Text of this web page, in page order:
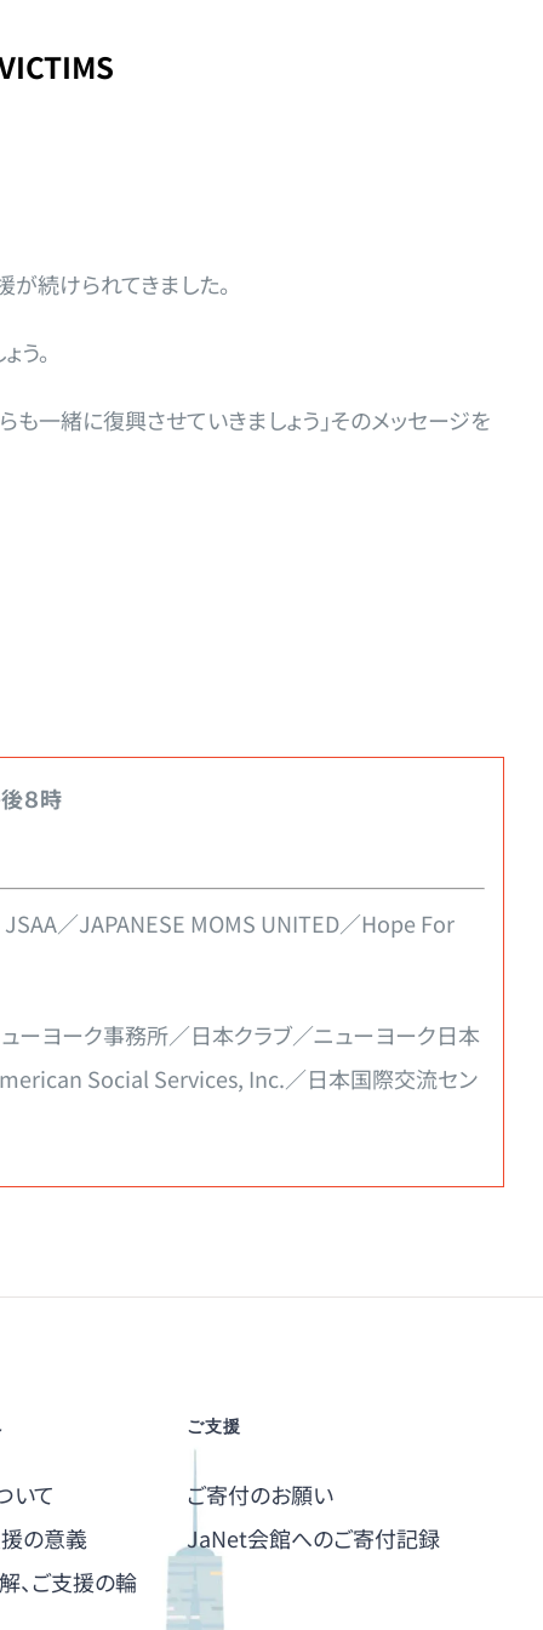
続けられてきました。
う。
も一緒に復興させていきましょう」そのメッセージを
８時
／JAPANESE MOMS UNITED／Hope For
ーヨーク事務所／日本クラブ／ニューヨーク日本
Social Services, Inc.／日本国際交流セン
いて
の意義
、ご支援の輪
ご支援
ご寄付のお願い
JaNet会館へのご寄付記録